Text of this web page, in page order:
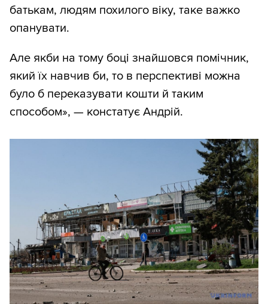
батькам, людям похилого віку, таке важко
опанувати.
Але якби на тому боці знайшовся помічник,
який їх навчив би, то в перспективі можна
було б переказувати кошти й таким
способом», — констатує Андрій.